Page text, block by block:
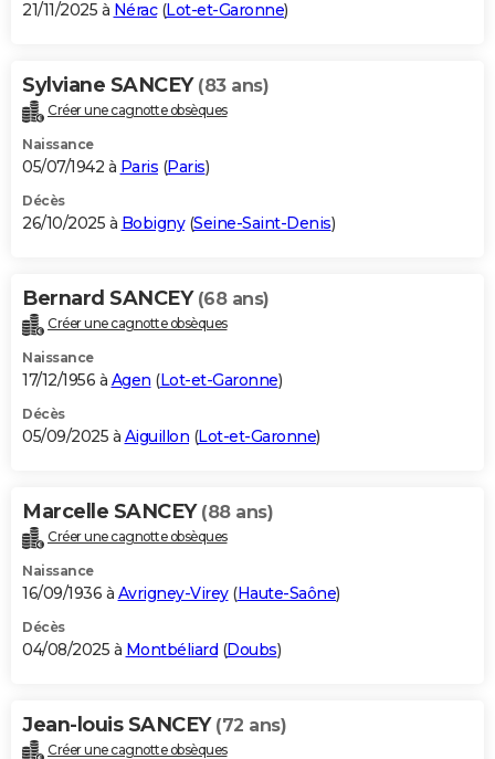
21/11/2025 à Nérac(Lot-et-Garonne)
Sylviane SANCEY (83 ans)
Créer une cagnotte obsèques
Naissance
05/07/1942 à Paris (Paris)
Décès
26/10/2025 à Bobigny(Seine-Saint-Denis)
Bernard SANCEY (68 ans)
Créer une cagnotte obsèques
Naissance
17/12/1956 à Agen (Lot-et-Garonne)
Décès
05/09/2025 à Aiguillon (Lot-et-Garonne)
Marcelle SANCEY (88 ans)
Créer une cagnotte obsèques
Naissance
16/09/1936 à Avrigney-Virey(Haute-Saône)
Décès
04/08/2025 à Montbéliard (Doubs)
Jean-louis SANCEY (72 ans)
Créer une cagnotte obsèques